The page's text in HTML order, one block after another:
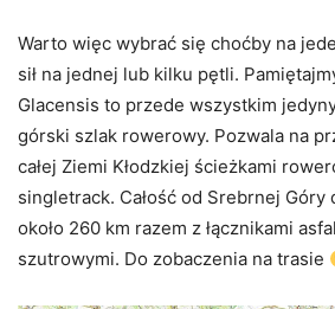
Warto więc wybrać się choćby na
sił na jednej lub kilku pętli.
Glacensis to przede wszystkim
górski szlak rowerowy. Pozwala na
całej Ziemi Kłodzkiej ścieżkami
singletrack. Całość od Srebrnej Góry
około 260 km razem z łącznikami
szutrowymi. Do zobaczenia na trasie